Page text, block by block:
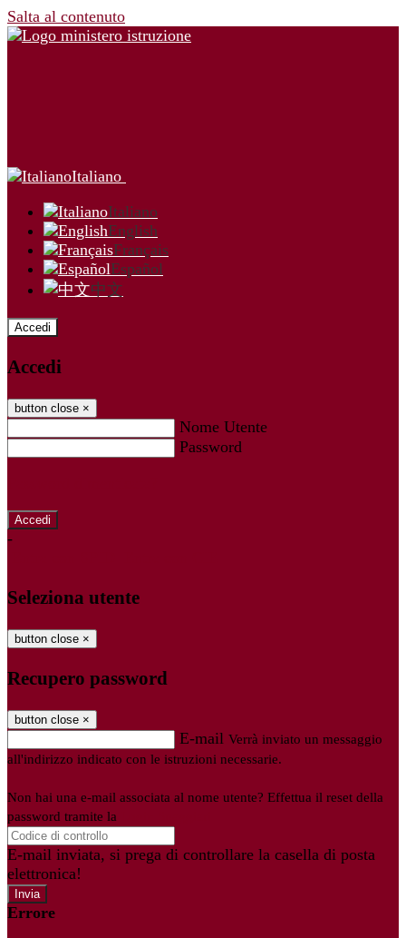
Salta al contenuto
Italiano
Italiano
English
Français
Español
中文
Accedi
Accedi
button close ×
Nome Utente
Password
-
Seleziona utente
button close ×
Recupero password
button close ×
E-mail Verrà inviato un messaggio
all'indirizzo indicato con le istruzioni necessarie.
Non hai una e-mail associata al nome utente? Effettua il reset della
password tramite la
E-mail inviata, si prega di controllare la casella di posta
elettronica!
Errore